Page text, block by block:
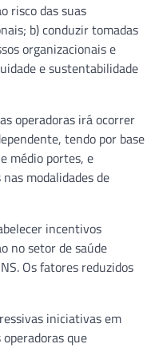
risco das suas
b) conduzir tomadas
organizacionais e
e sustentabilidade
operadoras irá ocorrer
tendo por base
médio portes, e
modalidades de
incentivos
no setor de saúde
Os fatores reduzidos
iniciativas em
que